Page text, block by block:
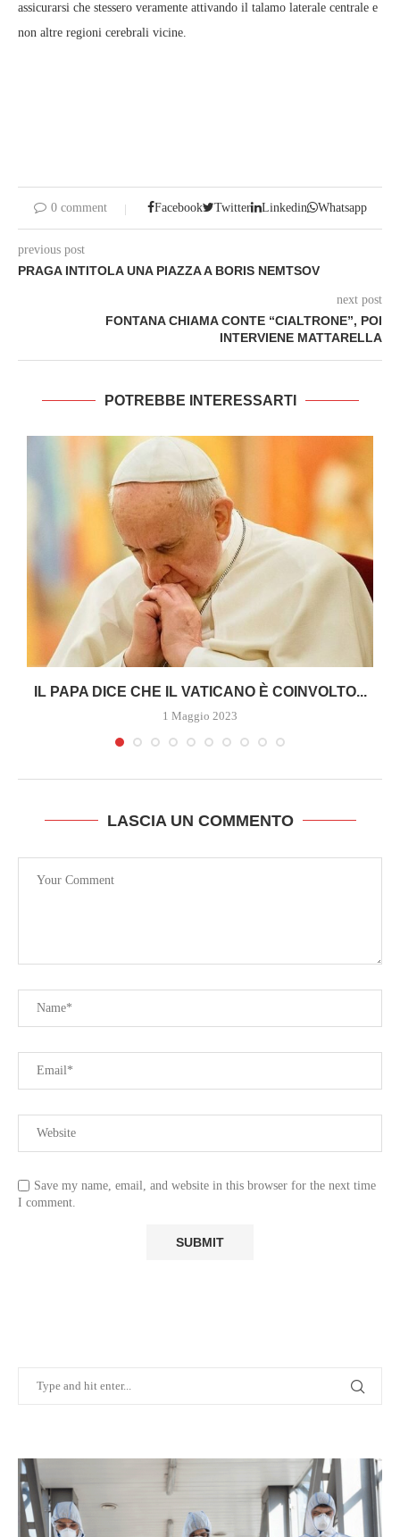
assicurarsi che stessero veramente attivando il talamo laterale centrale e
non altre regioni cerebrali vicine.
0 comment Facebook Twitter Linkedin Whatsapp
previous post
PRAGA INTITOLA UNA PIAZZA A BORIS NEMTSOV
next post
FONTANA CHIAMA CONTE “CIALTRONE”, POI
INTERVIENE MATTARELLA
POTREBBE INTERESSARTI
IL PAPA DICE CHE IL VATICANO È COINVOLTO...
1 Maggio 2023
LASCIA UN COMMENTO
Save my name, email, and website in this browser for the next time
I comment.